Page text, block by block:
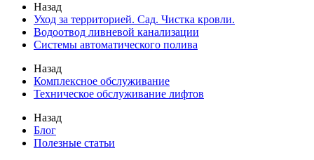
Назад
Уход за территорией. Сад. Чистка кровли.
Водоотвод ливневой канализации
Системы автоматического полива
Назад
Комплексное обслуживание
Техническое обслуживание лифтов
Назад
Блог
Полезные статьи